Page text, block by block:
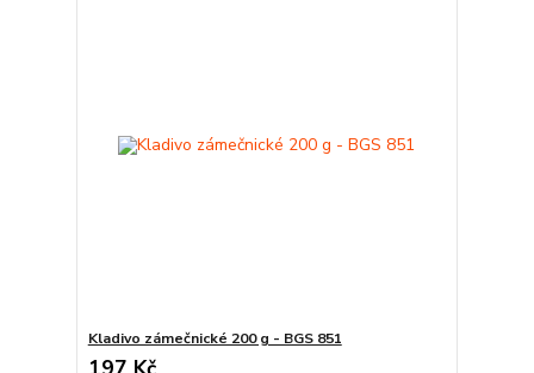
Kladivo zámečnické 200 g - BGS 851